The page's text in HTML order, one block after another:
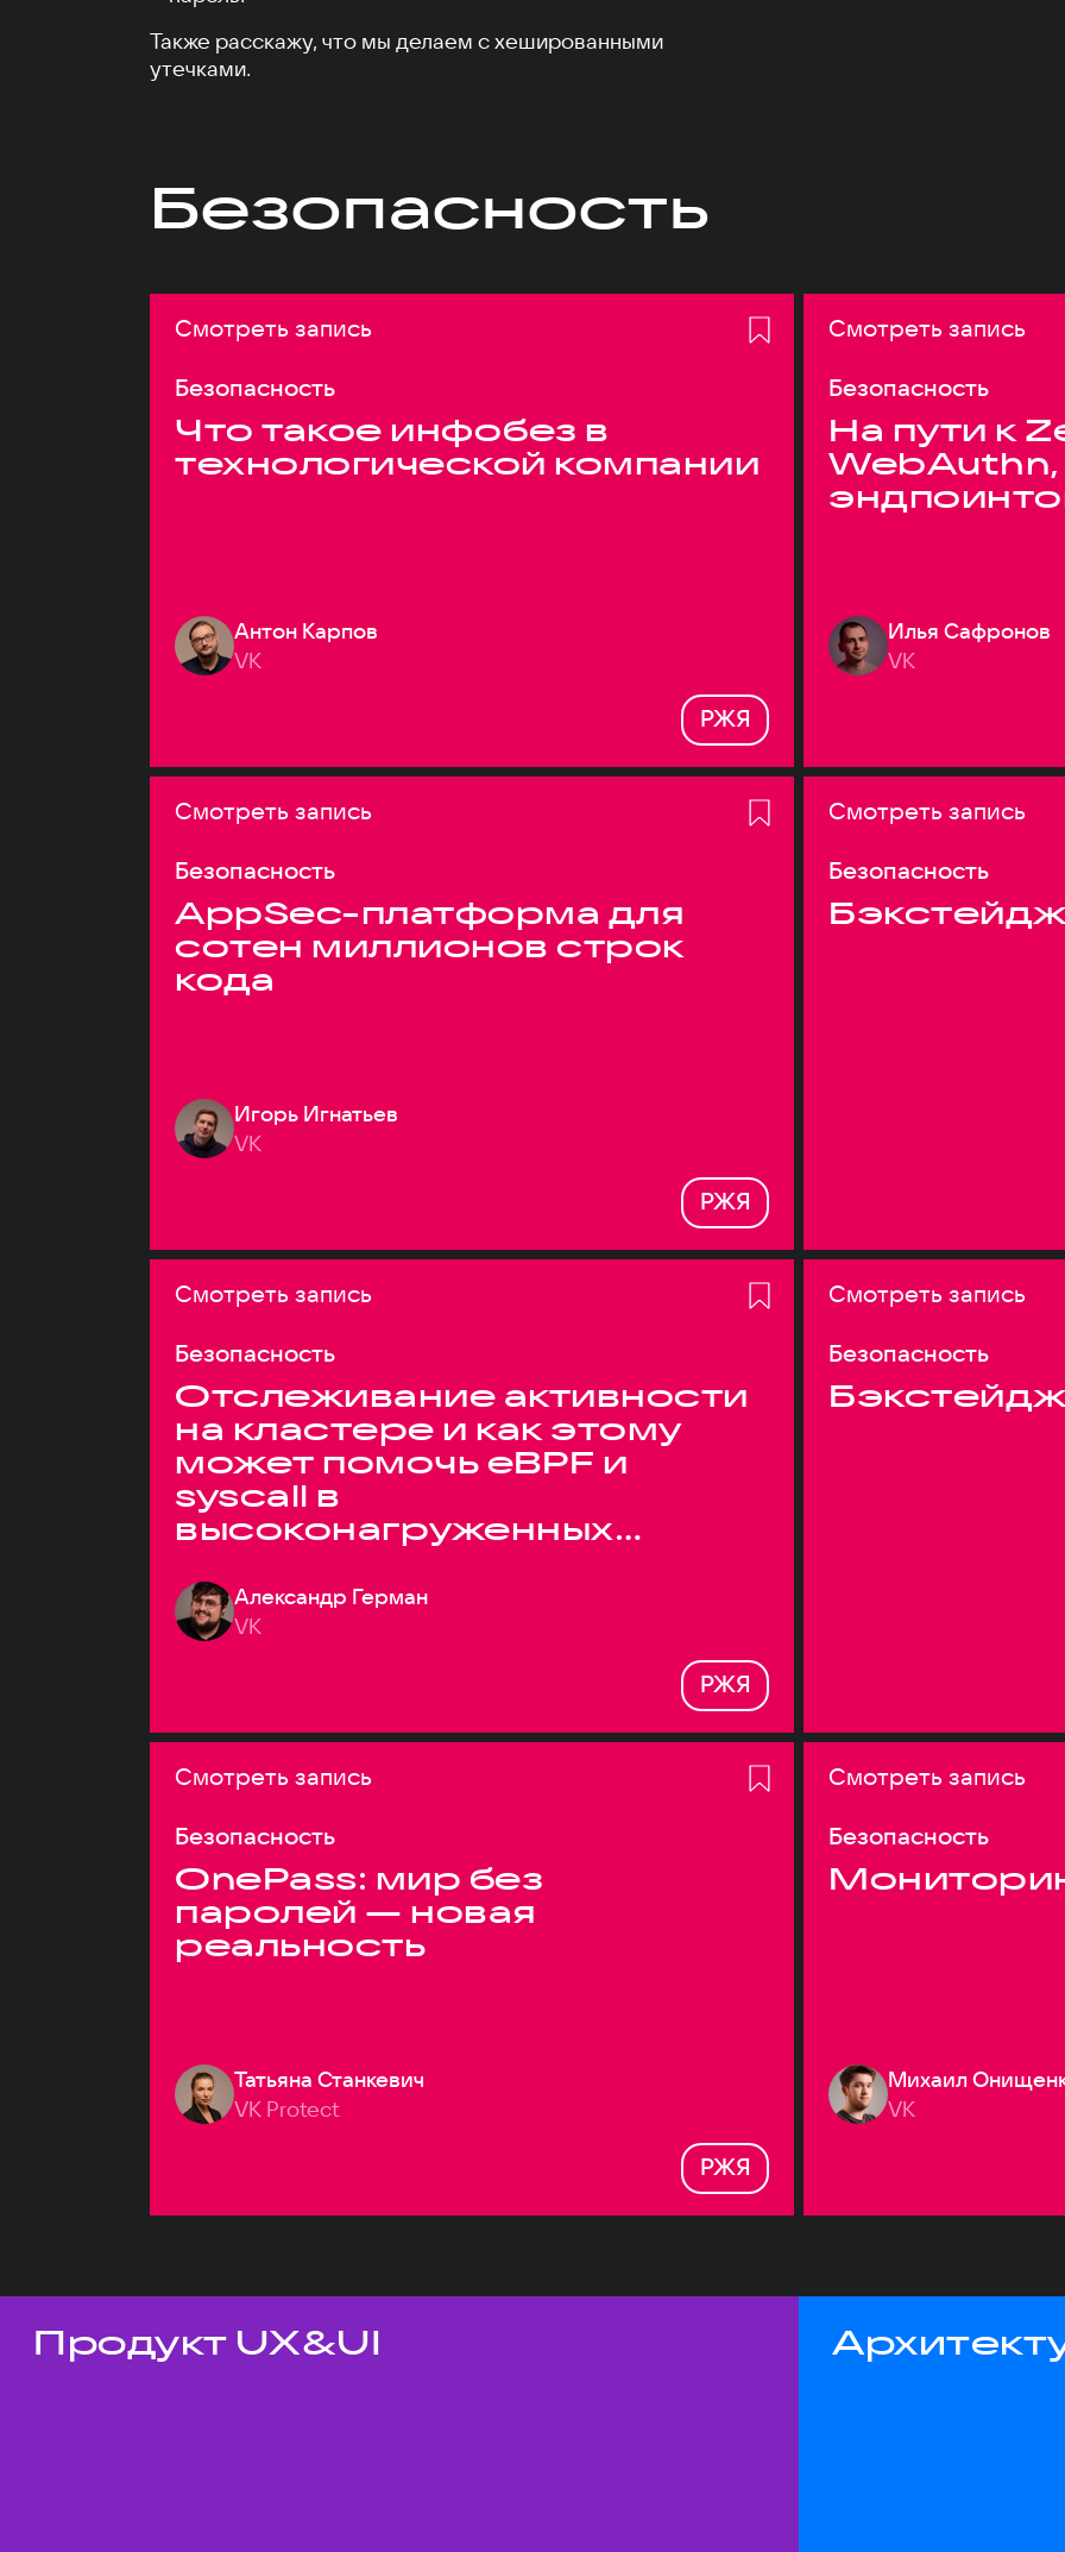
Также расскажу, что мы делаем с хешированными
утечками.
Безопасность
Смотреть запись
Безопасность
Что такое инфобез в
технологической компании
Антон Карпов
VK
РЖЯ
Смотреть запись
Безопасность
На пути к
Илья Сафронов
VK
Смотреть запись
Безопасность
AppSec-платформа для
сотен миллионов строк
кода
Игорь Игнатьев
VK
РЖЯ
Смотреть запись
Безопасность
Бэкстейдж
Смотреть запись
Безопасность
Отслеживание активности
на кластере и как этому
может помочь eBPF и
syscall в
высоконагруженных
Александр Герман
VK
РЖЯ
Смотреть запись
Безопасность
Бэкстейдж
Смотреть запись
Безопасность
OnePass: мир без
паролей — новая
реальность
Татьяна Станкевич
VK Protect
РЖЯ
Смотреть запись
Безопасность
Михаил
VK
Темы докладов
Продукт UX&UI